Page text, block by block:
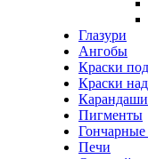
Глазури
Ангобы
Краски
Краски
Пигменты
Гончарные
Печи